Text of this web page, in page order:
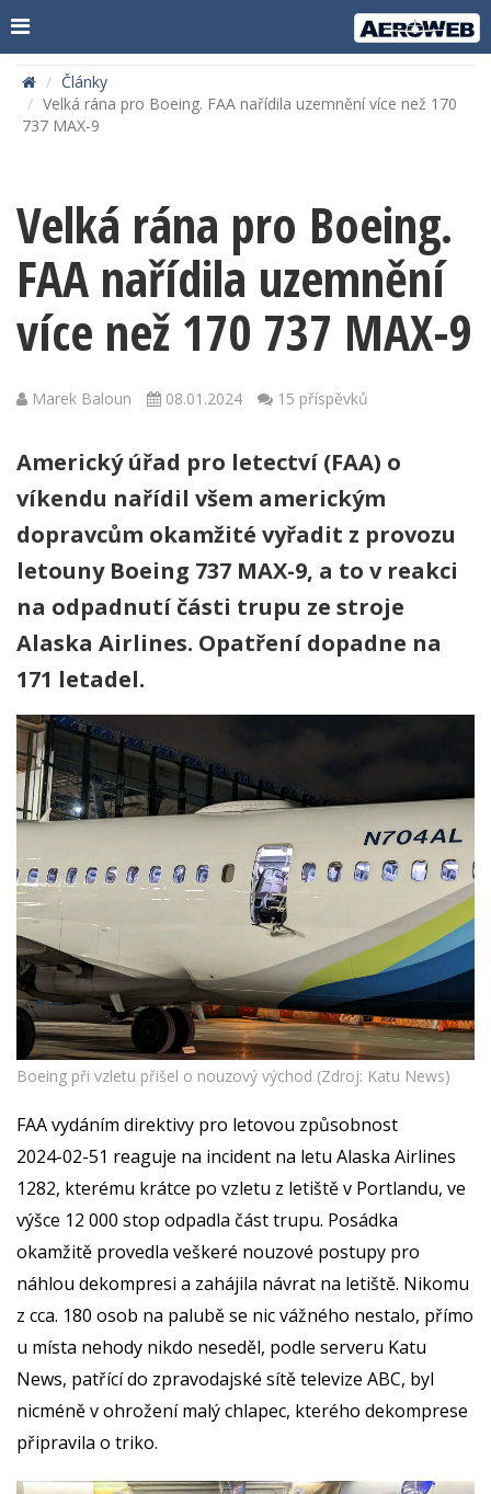
Články
Velká rána pro Boeing. FAA nařídila uzemnění více než 170
737 MAX-9
Velká rána pro Boeing.
FAA nařídila uzemnění
více než 170 737 MAX-9
Marek Baloun 08.01.2024 15 příspěvků
Americký úřad pro letectví (FAA) o
víkendu nařídil všem americkým
dopravcům okamžité vyřadit z provozu
letouny Boeing 737 MAX-9, a to v reakci
na odpadnutí části trupu ze stroje
Alaska Airlines. Opatření dopadne na
171 letadel.
Boeing při vzletu přišel o nouzový východ (Zdroj: Katu News)
FAA vydáním direktivy pro letovou způsobnost
2024-02-51 reaguje na incident na letu Alaska Airlines
1282, kterému krátce po vzletu z letiště v Portlandu, ve
výšce 12 000 stop odpadla část trupu. Posádka
okamžitě provedla veškeré nouzové postupy pro
náhlou dekompresi a zahájila návrat na letiště. Nikomu
z cca. 180 osob na palubě se nic vážného nestalo, přímo
u místa nehody nikdo neseděl, podle serveru Katu
News, patřící do zpravodajské sítě televize ABC, byl
nicméně v ohrožení malý chlapec, kterého dekomprese
připravila o triko.